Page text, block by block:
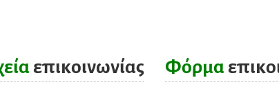
επικοινωνίας Φόρμα